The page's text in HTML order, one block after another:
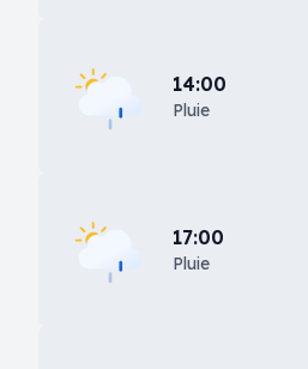
14:00
Pluie
17:00
Pluie